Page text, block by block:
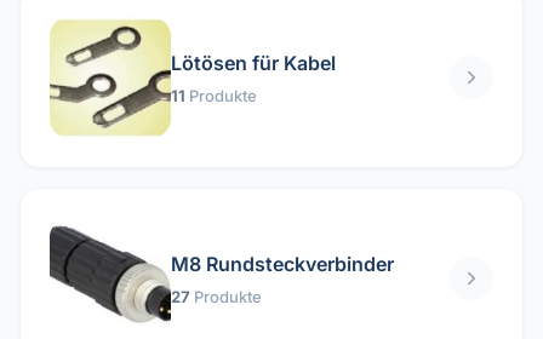
Lötösen für Kabel
11 Produkte
M8 Rundsteckverbinder
27 Produkte